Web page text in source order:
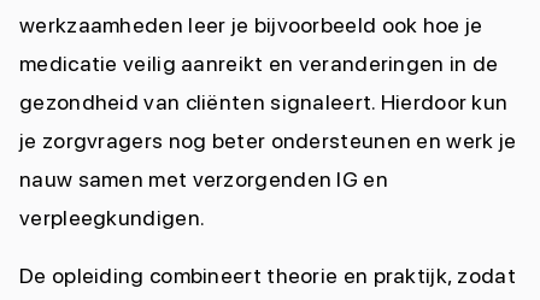
werkzaamheden leer je bijvoorbeeld ook hoe je
medicatie veilig aanreikt en veranderingen in de
gezondheid van cliënten signaleert. Hierdoor kun
je zorgvragers nog beter ondersteunen en werk je
nauw samen met verzorgenden IG en
verpleegkundigen.
De opleiding combineert theorie en praktijk, zodat